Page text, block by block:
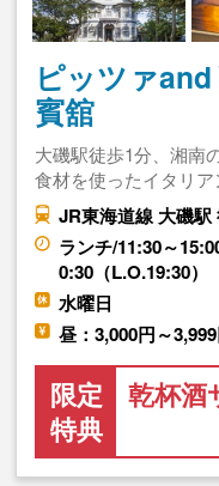
ピッツァ
賓舘
大磯駅徒歩1分、湘南
食材を使ったイタリア
JR東海道線 大磯駅
ランチ/11:30～
0:30（L.O.19:30）
水曜日
昼：3,000円～
限定
特典
乾杯酒